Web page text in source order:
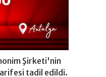
Şirketi'nin
tadil edildi.